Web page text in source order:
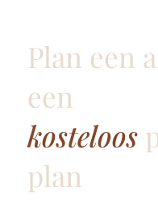
Plan een
een
kosteloos
plan